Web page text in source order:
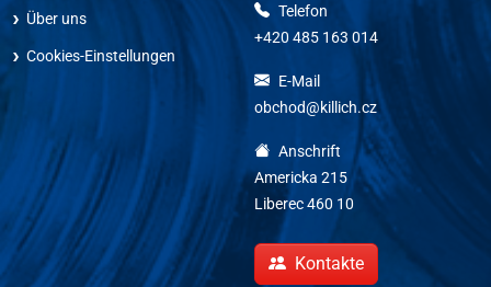
Über uns
Cookies-Einstellungen
Telefon
+420 485 163 014
E-Mail
obchod@killich.cz
Anschrift
Americka 215
Liberec 460 10
Kontakte